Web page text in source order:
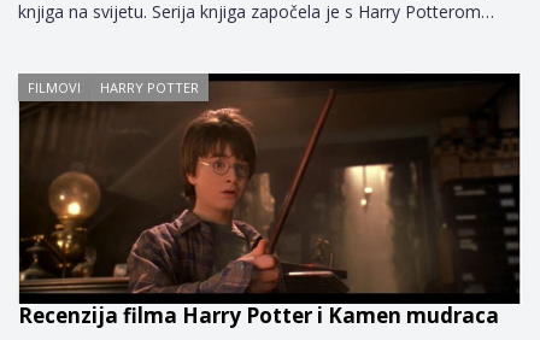
knjiga na svijetu. Serija knjiga započela je s Harry Potterom…
FILMOVI HARRY POTTER
Recenzija filma Harry Potter i Kamen mudraca